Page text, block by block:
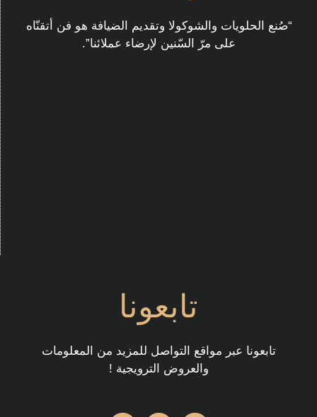
“صُنع الحلويات والشوكولا وتقديم الضيافة هو فن أتقنّاه
على مرّ السّنين لإرضاء عملائنا”.
تابعونا
تابعونا عبر مواقع التواصل للمزيد من المعلومات
والعروض الترويجية !